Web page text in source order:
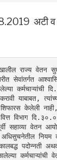
अटी व
राज्य वेतन
सेवांतर्गत
कर्मचाऱ्यांची
याबाबत,
केलेली
विभाग
सहाव्या वेतन
अधिसुचनेतील
पदोन्नती
कर्मचाऱ्यांची